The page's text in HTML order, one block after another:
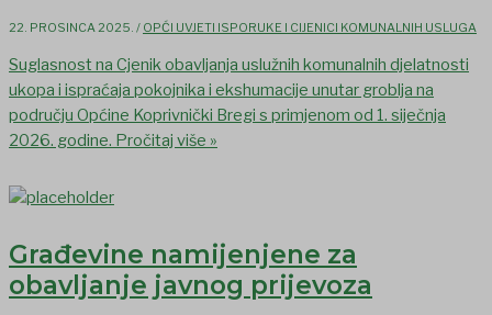
22. PROSINCA 2025. / OPĆI UVJETI ISPORUKE I CIJENICI KOMUNALNIH USLUGA
Suglasnost na Cjenik obavljanja uslužnih komunalnih djelatnosti
ukopa i ispraćaja pokojnika i ekshumacije unutar groblja na
području Općine Koprivnički Bregi s primjenom od 1. siječnja
2026. godine. Pročitaj više »
Građevine namijenjene za
obavljanje javnog prijevoza